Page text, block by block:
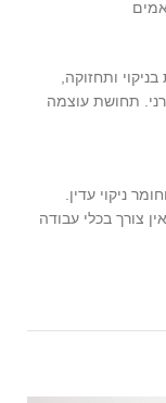
ותחזוקה,
תחושת עוצמה
ניקוי עדין.
צורך בכלי עבודה